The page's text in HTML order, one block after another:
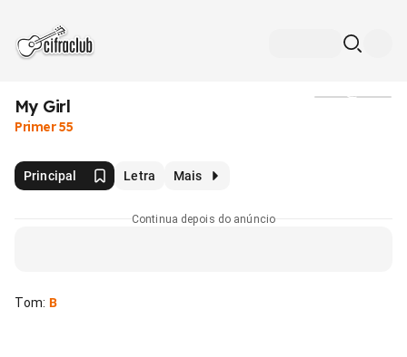
My Girl
Primer 55
Principal Letra Mais
Continua depois do anúncio
Tom: B